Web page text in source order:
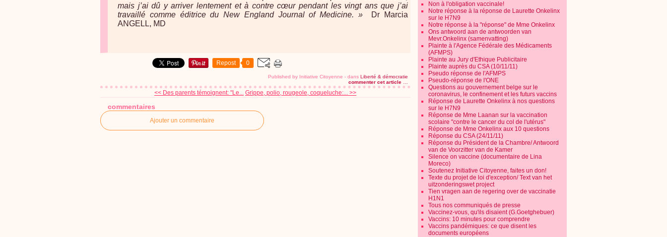
mais j’ai dû y arriver lentement et à contre cœur pendant les vingt ans que j’ai
travaillé comme éditrice du New England Journal of Medicine. »
Dr Marcia
ANGELL, MD
Repost 0
Published by Initiative Citoyenne - dans Liberté & démocratie
commenter cet article …
<< Des parents témoignent: "Le... Grippe, polio, rougeole, coqueluche:... >>
commentaires
Ajouter un commentaire
Non à l'obligation vaccinale!
Notre réponse à la réponse de Laurette Onkelinx
sur le H7N9
Notre réponse à la "réponse" de Mme Onkelinx
Ons antwoord aan de antwoorden van
Mevr.Onkelinx (samenvatting)
Plainte à l'Agence Fédérale des Médicaments
(AFMPS)
Plainte au Jury d'Ethique Publicitaire
Plainte auprès du CSA (10/11/11)
Pseudo réponse de l'AFMPS
Pseudo-réponse de l'ONE
Questions au gouvernement belge sur le
coronavirus, le confinement et les futurs vaccins
Réponse de Laurette Onkelinx à nos questions
sur le H7N9
Réponse de Mme Laanan sur la vaccination
scolaire "contre le cancer du col de l'utérus"
Réponse de Mme Onkelinx aux 10 questions
Réponse du CSA (24/11/11)
Réponse du Président de la Chambre/ Antwoord
van de Voorzitter van de Kamer
Silence on vaccine (documentaire de Lina
Moreco)
Soutenez Initiative Citoyenne, faites un don!
Texte du projet de loi d'exception/ Text van het
uitzonderingswet project
Tien vragen aan de regering over de vaccinatie
H1N1
Tous nos communiqués de presse
Vaccinez-vous, qu'ils disaient (G.Goetghebuer)
Vaccins: 10 minutes pour comprendre
Vaccins pandémiques: ce que disent les
documents européens